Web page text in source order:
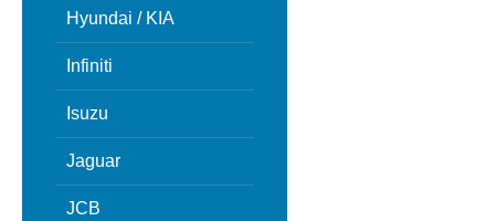
Hyundai / KIA
Infiniti
Isuzu
Jaguar
JCB